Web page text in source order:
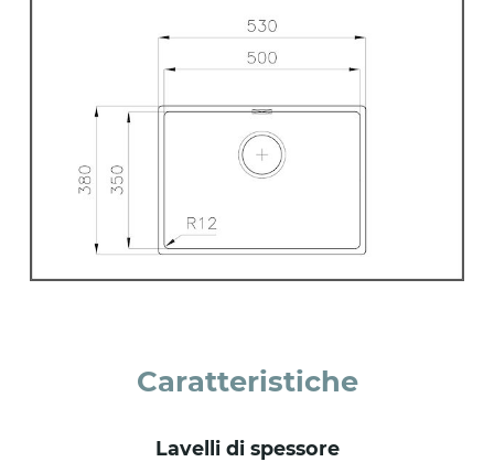
Caratteristiche
lavelli di spessore